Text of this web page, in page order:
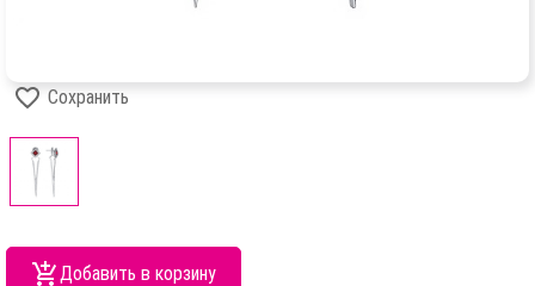
Сохранить
Добавить в корзину